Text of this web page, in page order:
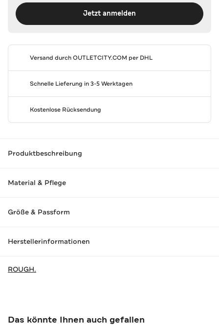
Jetzt anmelden
Versand durchOUTLETCITY.COM per DHL
Schnelle Lieferung in 3-5 Werktagen
Kostenlose Rücksendung
Produktbeschreibung
Material & Pflege
Größe & Passform
Herstellerinformationen
ROUGH.
Das könnte Ihnen auch gefallen